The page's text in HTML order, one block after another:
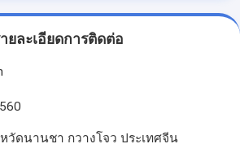
ยละเอียดการติดต่อ
วัดนานชา กวางโจว ประเทศจีน